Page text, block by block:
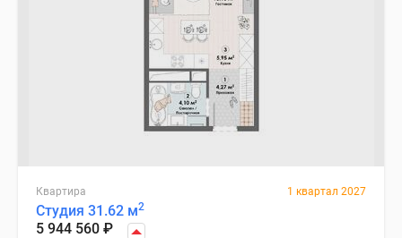
Квартира 1 квартал 2027
Студия 31.62 м2
5 944 560 ₽